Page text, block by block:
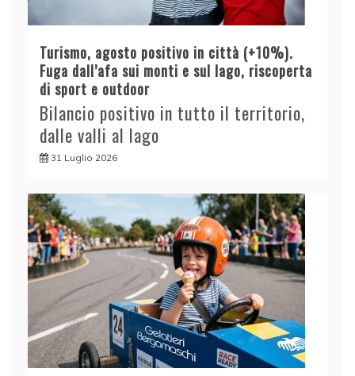
Turismo, agosto positivo in città (+10%).
Fuga dall’afa sui monti e sul lago, riscoperta
di sport e outdoor
Bilancio positivo in tutto il territorio,
dalle valli al lago
31 Luglio 2026